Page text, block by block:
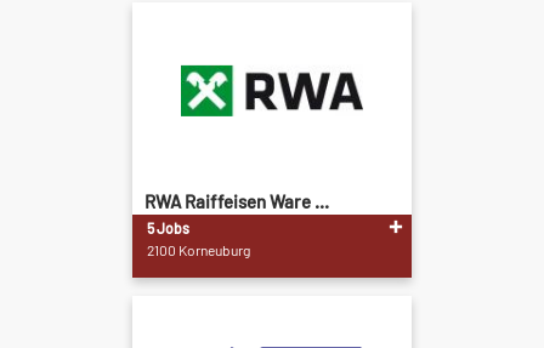
RWA Raiffeisen Ware ...
5 Jobs
2100 Korneuburg